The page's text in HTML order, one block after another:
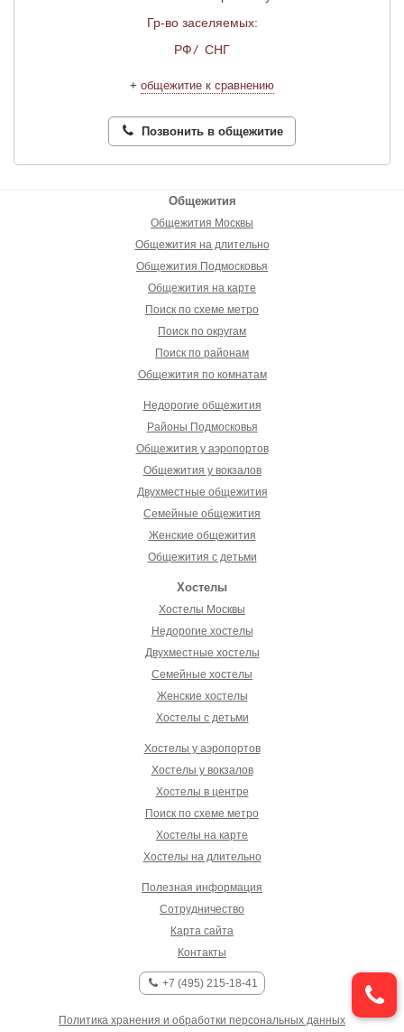
Гр-во заселяемых:
РФ/ СНГ
+ общежитие к сравнению
Позвонить в общежитие
Общежития
Общежития Москвы
Общежития на длительно
Общежития Подмосковья
Общежития на карте
Поиск по схеме метро
Поиск по округам
Поиск по районам
Общежития по комнатам
Недорогие общежития
Районы Подмосковья
Общежития у аэропортов
Общежития у вокзалов
Двухместные общежития
Семейные общежития
Женские общежития
Общежития с детьми
Хостелы
Хостелы Москвы
Недорогие хостелы
Двухместные хостелы
Семейные хостелы
Женские хостелы
Хостелы с детьми
Хостелы у аэропортов
Хостелы у вокзалов
Хостелы в центре
Поиск по схеме метро
Хостелы на карте
Хостелы на длительно
Полезная информация
Сотрудничество
Карта сайта
Контакты
+7 (495) 215-18-41
Политика хранения и обработки персональных данных